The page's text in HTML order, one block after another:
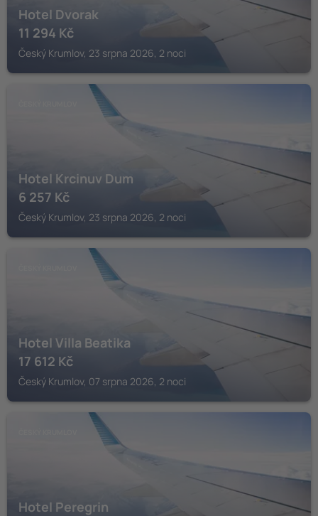
Hotel Dvorak
11 294 Kč
Český Krumlov, 23 srpna 2026, 2 noci
Hotel Krcinuv Dum
6 257 Kč
Český Krumlov, 23 srpna 2026, 2 noci
Hotel Villa Beatika
17 612 Kč
Český Krumlov, 07 srpna 2026, 2 noci
Hotel Peregrin